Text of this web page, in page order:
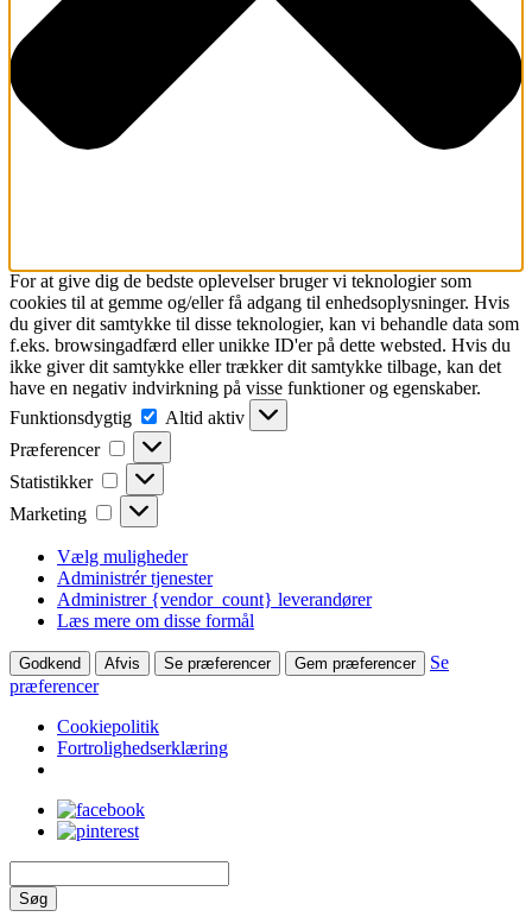
For at give dig de bedste oplevelser bruger vi teknologier som
cookies til at gemme og/eller få adgang til enhedsoplysninger. Hvis
du giver dit samtykke til disse teknologier, kan vi behandle data som
f.eks. browsingadfærd eller unikke ID'er på dette websted. Hvis du
ikke giver dit samtykke eller trækker dit samtykke tilbage, kan det
have en negativ indvirkning på visse funktioner og egenskaber.
Funktionsdygtig
Funktionsdygtig
Altid aktiv
Præferencer
Præferencer
Statistikker Statistikker
Marketing Marketing
Vælg muligheder
Administrér tjenester
Administrer {vendor_count} leverandører
Læs mere om disse formål
Godkend Afvis Se præferencer Gem præferencer
Se
præferencer
Cookiepolitik
Fortrolighedserklæring
Søg